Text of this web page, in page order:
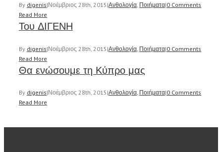
By digenis|Νοέμβριος 28th, 2015 |Ανθολογία, Ποιήματα|0 Comments
Read More
Του ΔΙΓΕΝΗ
By digenis|Νοέμβριος 28th, 2015 |Ανθολογία Ποιήματα|0 Comments
Read More
Θα ενώσουμε τη Κύπρο μας
By digenis|Νοέμβριος 28th, 2015 |Ανθολογία, Ποιήματα|0 Comments
Read More